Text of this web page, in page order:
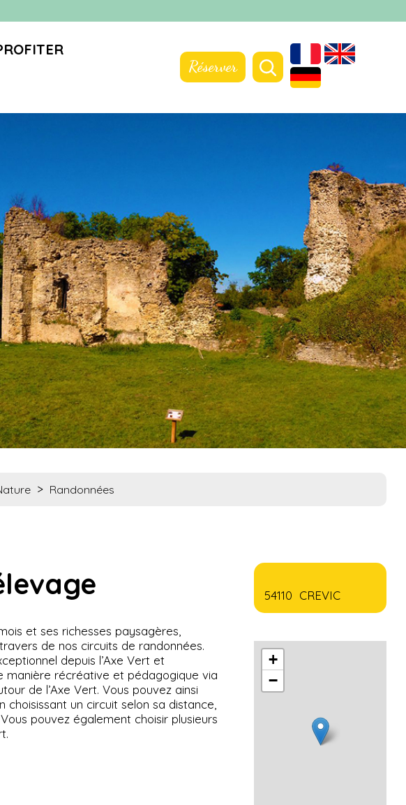
Réserver
> Randonnées
et ses richesses paysagères,
de nos circuits de randonnées.
depuis l’Axe Vert et
récréative et pédagogique via
de l’Axe Vert. Vous pouvez ainsi
un circuit selon sa distance,
pouvez également choisir plusieurs
54110 CREVIC
+
−